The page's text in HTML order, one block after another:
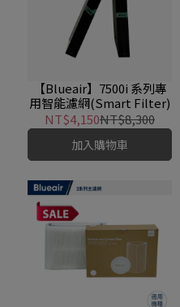
【Blueair】7500i 系列專
用智能濾網(Smart Filter)
NT$4,150NT$8,300
加入購物車